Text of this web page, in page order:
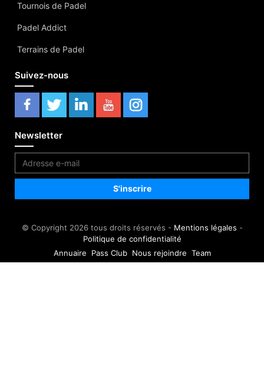
Tournois de Padel
Padel Addict
Terrains de Padel
Suivez-nous
Newsletter
© Copyright 2026 tous droits réservés - Mentions légales -
Politique de confidentialité
Annuaire
Pass Club Nous rejoindre Team